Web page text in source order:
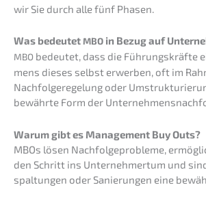
wir Sie durch alle fünf Phasen.
Was bedeu­tetMBO in Bezug auf
MBO bedeu­tet, dass die Führungs­kräf­te
mens dieses selbst erwer­ben, oft im
Nachfol­ge­re­ge­lung oder
bewähr­te Form der
Warum gibt es Manage­ment Buy Outs?
MBOs lösen Nachfol­ge­pro­ble­me,
den Schritt ins Unter­neh­mer­tum und
spal­tun­gen oder Sanie­run­gen eine